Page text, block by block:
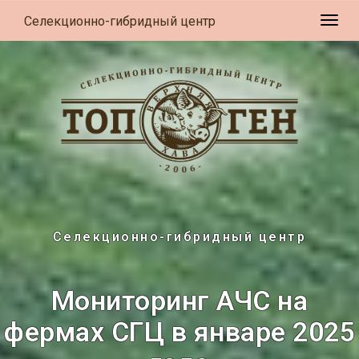
Селекционно-гибридный центр
Селекционно-гибридный центр
Мониторинг АЧС на
фермах СГЦ в январе 2025